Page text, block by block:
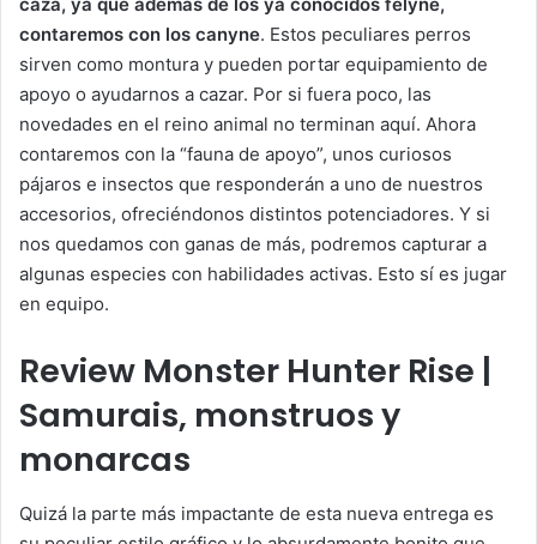
caza, ya que además de los ya conocidos felyne,
contaremos con los canyne. Estos peculiares perros
sirven como montura y pueden portar equipamiento de
apoyo o ayudarnos a cazar. Por si fuera poco, las
novedades en el reino animal no terminan aquí. Ahora
contaremos con la “fauna de apoyo”, unos curiosos
pájaros e insectos que responderán a uno de nuestros
accesorios, ofreciéndonos distintos potenciadores. Y si
nos quedamos con ganas de más, podremos capturar a
algunas especies con habilidades activas. Esto sí es jugar
en equipo.
Review Monster Hunter Rise |
Samurais, monstruos y
monarcas
Quizá la parte más impactante de esta nueva entrega es